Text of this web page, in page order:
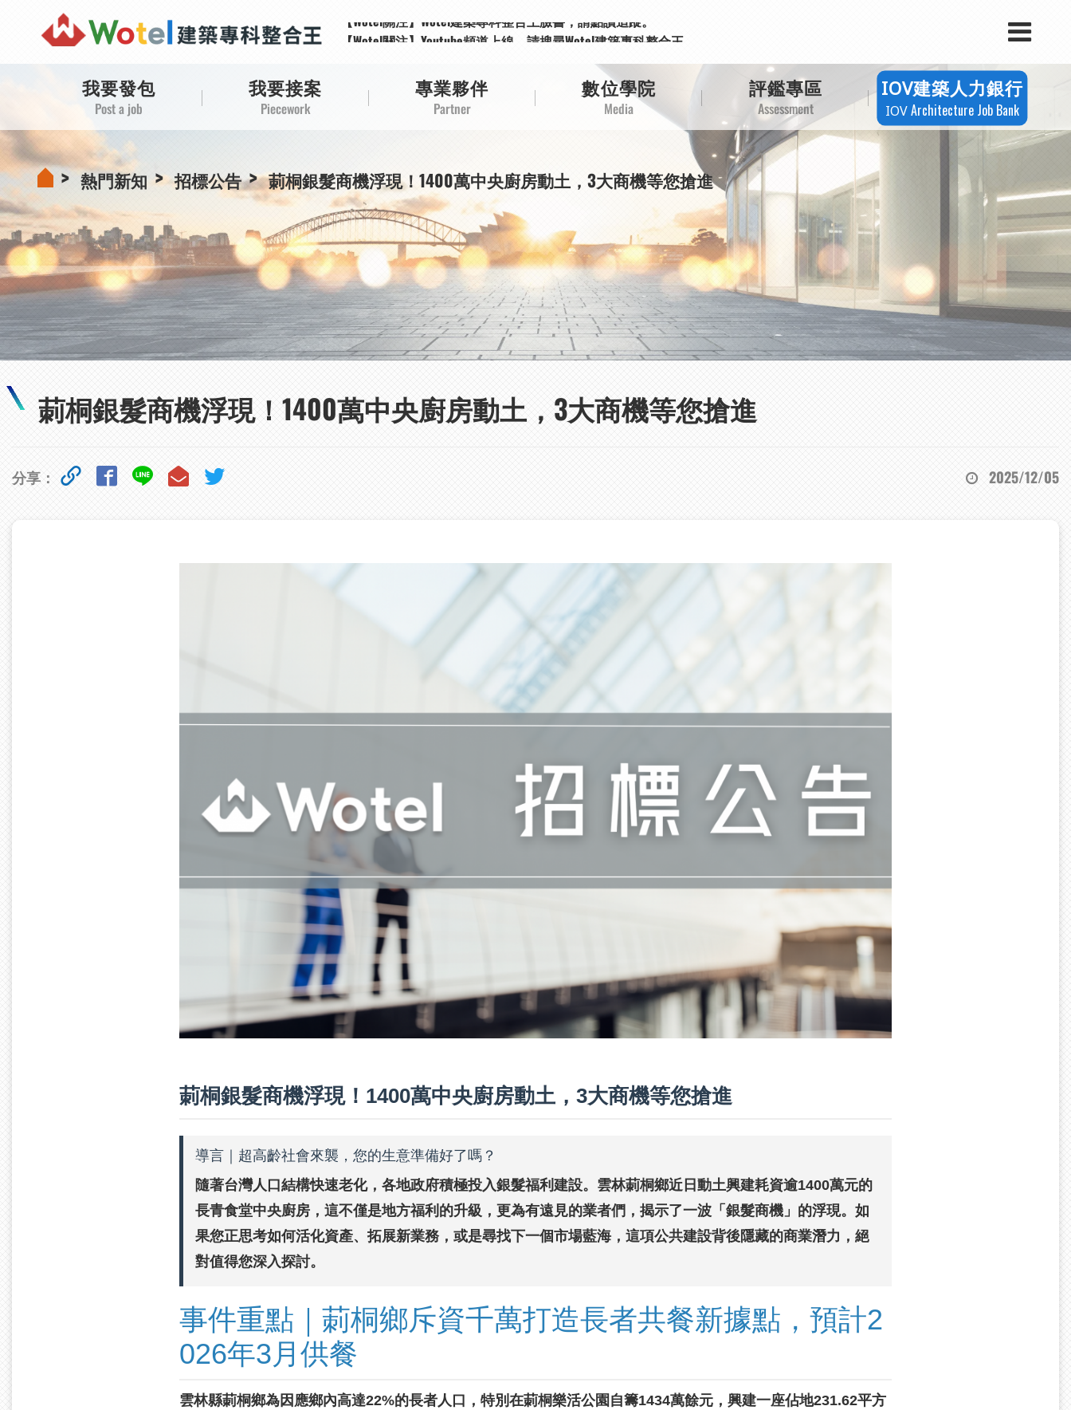
【Wotel關注】Youtube頻道上線，請搜尋Wotel建築專科整合王。
【Wotel關注】Youtube頻道上線，請搜尋Wotel建築專科整合王。
活動快訊
課程講座
案例分享
我要發包
Post a job
我要接案
Piecework
專業夥伴
Partner
數位學院
Media
評鑑專區
Assessment
IOV建築人力銀行
IOVArchitecture Job Bank
熱門新知 招標公告 莿桐銀髮商機浮現！1400萬中央廚房動土，3大商機等您搶進
莿桐銀髮商機浮現！1400萬中央廚房動土，3大商機等您搶進
分享： 2025/12/05
莿桐銀髮商機浮現！1400萬中央廚房動土，3大商機等您搶進
導言｜超高齡社會來襲，您的生意準備好了嗎？
隨著台灣人口結構快速老化，各地政府積極投入銀髮福利建設。雲林莿桐鄉近日動土興建耗資逾1400萬元的
長青食堂中央廚房，這不僅是地方福利的升級，更為有遠見的業者們，揭示了一波「銀髮商機」的浮現。如
果您正思考如何活化資產、拓展新業務，或是尋找下一個市場藍海，這項公共建設背後隱藏的商業潛力，絕
對值得您深入探討。
事件重點｜莿桐鄉斥資千萬打造長者共餐新據點，預計2
026年3月供餐
雲林縣莿桐鄉為因應鄉內高達22%的長者人口，特別在莿桐樂活公園自籌1434萬餘元，興建一座佔地231.62平方